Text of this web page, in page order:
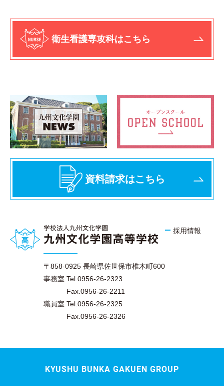
衛生看護専攻科はこちら
資料請求はこちら
〒858-0925 長崎県佐世保市椎木町600
事務室 Tel.0956-26-2323
Fax.0956-26-2211
職員室 Tel.0956-26-2325
Fax.0956-26-2326
採用情報
KYUSHU BUNKA GAKUEN GROUP